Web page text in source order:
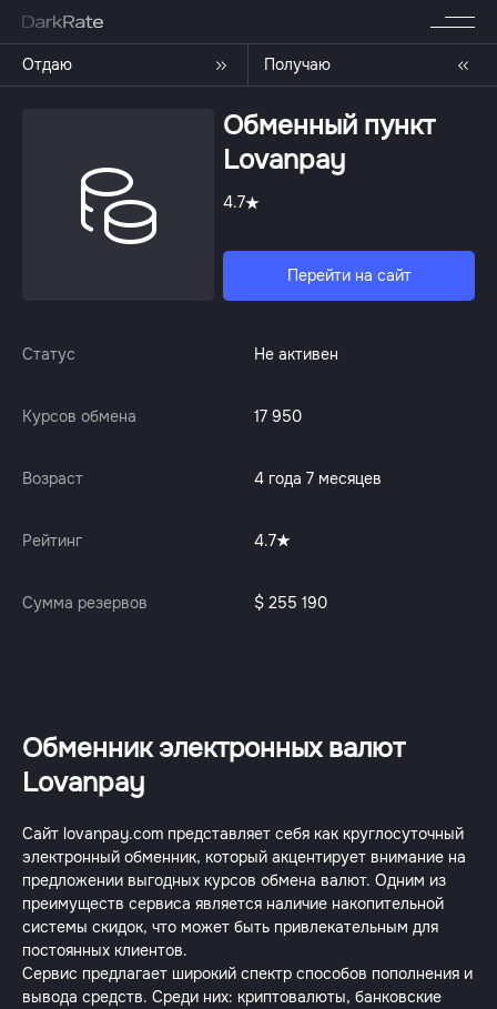
Отдаю Получаю
Обменный пункт
Lovanpay
4.7
Перейти на сайт
Статус Не активен
Курсов обмена 17 950
Возраст 4 года 7 месяцев
Рейтинг 4.7
Сумма резервов $ 255 190
Обменник электронных валют
Lovanpay
Сайт lovanpay.com представляет себя как круглосуточный
электронный обменник, который акцентирует внимание на
предложении выгодных курсов обмена валют. Одним из
преимуществ сервиса является наличие накопительной
системы скидок, что может быть привлекательным для
постоянных клиентов.
Сервис предлагает широкий спектр способов пополнения и
вывода средств. Среди них: криптовалюты, банковские